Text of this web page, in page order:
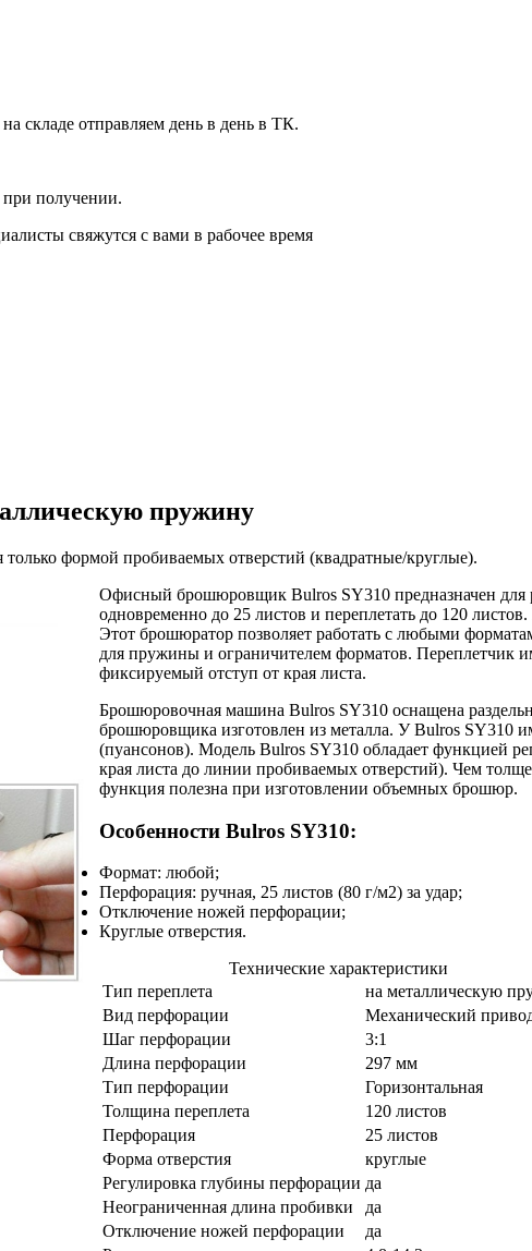
складе отправляем день в день в ТК.
получении.
свяжутся с вами в рабочее время
пружину
формой пробиваемых отверстий (квадратные/круглые).
Офисный брошюровщик Bulros SY310 предназначен для
одновременно до 25 листов и переплетать до 120
Этот брошюратор позволяет работать с любыми
для пружины и ограничителем форматов. Переплетчик
фиксируемый отступ от края листа.
Брошюровочная машина Bulros SY310 оснащена
брошюровщика изготовлен из металла. У Bulros SY310
(пуансонов). Модель Bulros SY310 обладает функцией
края листа до линии пробиваемых отверстий). Чем
функция полезна при изготовлении объемных брошюр.
Особенности Bulros SY310:
Формат: любой;
Перфорация: ручная, 25 листов (80 г/м2) за удар;
Отключение ножей перфорации;
Круглые отверстия.
Технические характеристики
Тип переплета
на металлическую
Вид перфорации
Механический
Шаг перфорации
3:1
Длина перфорации
297 мм
Тип перфорации
Горизонтальная
Толщина переплета
120 листов
Перфорация
25 листов
Форма отверстия
круглые
Регулировка глубины перфорации да
Неограниченная длина пробивки
да
Отключение ножей перфорации
да